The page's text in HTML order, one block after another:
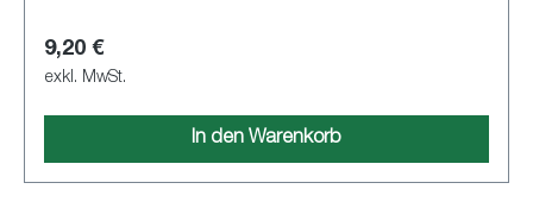
9,20 €
exkl. MwSt.
In den Warenkorb